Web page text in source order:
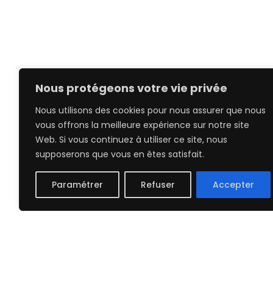
Nous protégeons votre vie privée
Nous utilisons des cookies pour nous assurer que nous
vous offrons la meilleure expérience sur notre site
Web. Si vous continuez à utiliser ce site, nous
supposerons que vous en êtes satisfait.
Paramétrer Refuser Accepter